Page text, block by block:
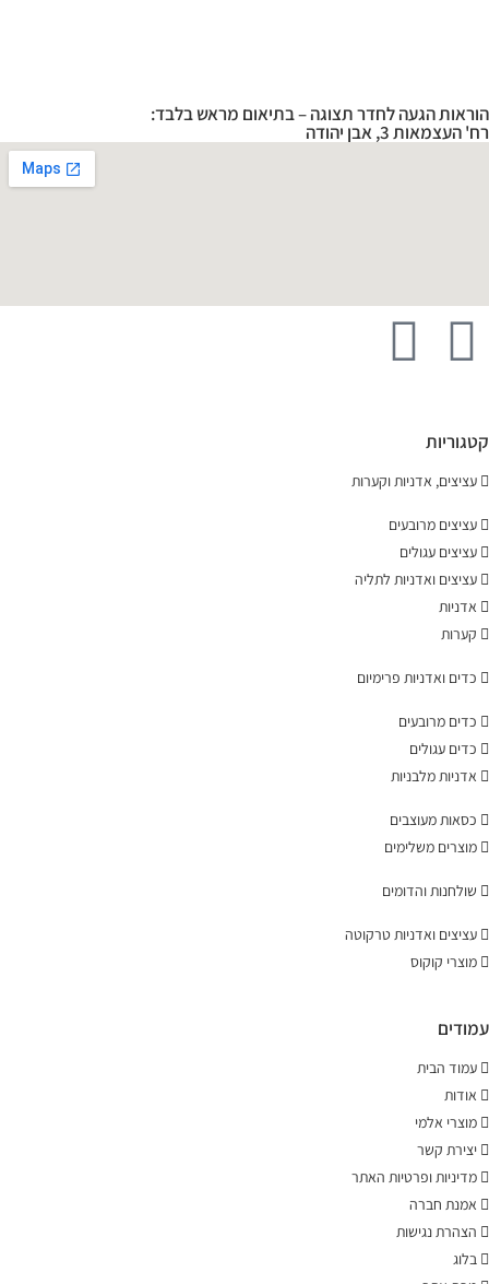
הוראות הגעה לחדר תצוגה – בתיאום מראש בלבד:
רח' העצמאות 3, אבן יהודה
קטגוריות
עציצים, אדניות וקערות
עציצים מרובעים
עציצים עגולים
עציצים ואדניות לתליה
אדניות
קערות
כדים ואדניות פרימיום
כדים מרובעים
כדים עגולים
אדניות מלבניות
כסאות מעוצבים
מוצרים משלימים
שולחנות והדומים
עציצים ואדניות טרקוטה
מוצרי קוקוס
עמודים
עמוד הבית
אודות
מוצרי אלמי
יצירת קשר
מדיניות ופרטיות האתר
אמנת חברה
הצהרת נגישות
בלוג